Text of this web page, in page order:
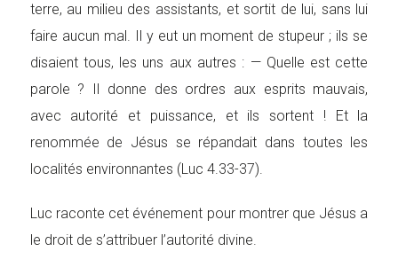
terre, au milieu des assistants, et sortit de lui, sans lui
faire aucun mal. Il y eut un moment de stupeur ; ils se
disaient tous, les uns aux autres : — Quelle est cette
parole ? Il donne des ordres aux esprits mauvais,
avec autorité et puissance, et ils sortent ! Et la
renommée de Jésus se répandait dans toutes les
localités environnantes (Luc 4.33-37).
Luc raconte cet événement pour montrer que Jésus a
le droit de s’attribuer l’autorité divine.